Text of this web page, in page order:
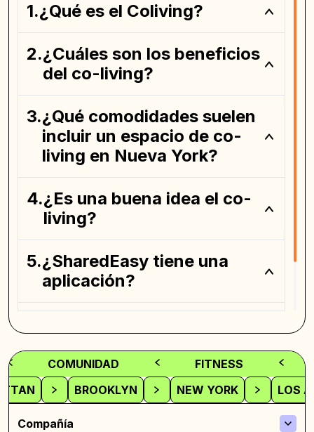
¿Qué es el Coliving?
¿Cuáles son los beneficios
del co-living?
¿Qué comodidades suelen
incluir un espacio de co-
living en Nueva York?
¿Es una buena idea el co-
living?
¿SharedEasy tiene una
aplicación?
COMUNIDAD
FITNESS
LOS
NEW YORK
BROOKLYN
Compañía